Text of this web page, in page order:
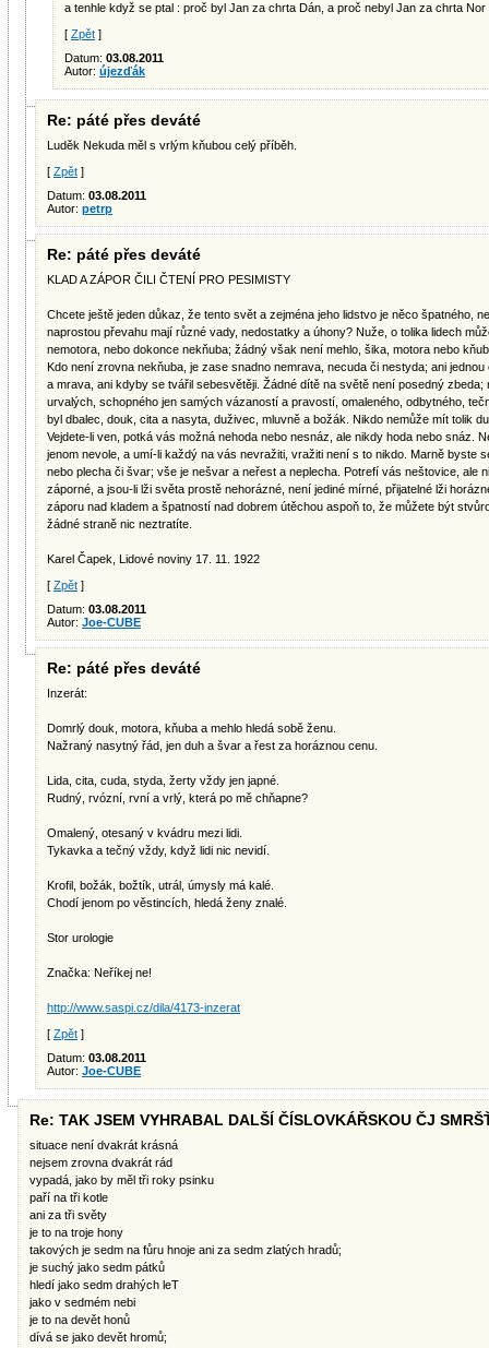
a tenhle když se ptal : proč byl Jan za chrta Dán, a proč nebyl Jan za chrta Nor
[ Zpět ]
Datum: 03.08.2011
Autor: újezďák
Re: páté přes deváté
Luděk Nekuda měl s vrlým kňubou celý příběh.
[ Zpět ]
Datum: 03.08.2011
Autor: petrp
Re: páté přes deváté
KLAD A ZÁPOR ČILI ČTENÍ PRO PESIMISTY
Chcete ještě jeden důkaz, že tento svět a zejména jeho lidstvo je něco špatného,
naprostou převahu mají různé vady, nedostatky a úhony? Nuže, o tolika lidech
nemotora, nebo dokonce nekňuba; žádný však není mehlo, šika, motora nebo
Kdo není zrovna nekňuba, je zase snadno nemrava, necuda či nestyda; ani
a mrava, ani kdyby se tvářil sebesvětěji. Žádné dítě na světě není posedný zbeda;
urvalých, schopného jen samých vázaností a pravostí, omaleného, odbytného,
byl dbalec, douk, cita a nasyta, duživec, mluvně a božák. Nikdo nemůže mít tolik
Vejdete-li ven, potká vás možná nehoda nebo nesnáz, ale nikdy hoda nebo snáz.
jenom nevole, a umí-li každý na vás nevražiti, vražiti není s to nikdo. Marně byste
nebo plecha či švar; vše je nešvar a neřest a neplecha. Potrefí vás neštovice, ale
záporné, a jsou-li lži světa prostě nehorázné, není jediné mírné, přijatelné lži
záporu nad kladem a špatností nad dobrem útěchou aspoň to, že můžete být
žádné straně nic neztratíte.
Karel Čapek, Lidové noviny 17. 11. 1922
[ Zpět ]
Datum: 03.08.2011
Autor: Joe-CUBE
Re: páté přes deváté
Inzerát:
Domrlý douk, motora, kňuba a mehlo hledá sobě ženu.
Nažraný nasytný řád, jen duh a švar a řest za horáznou cenu.
Lida, cita, cuda, styda, žerty vždy jen japné.
Rudný, rvózní, rvní a vrlý, která po mě chňapne?
Omalený, otesaný v kvádru mezi lidi.
Tykavka a tečný vždy, když lidi nic nevidí.
Krofil, božák, božtík, utrál, úmysly má kalé.
Chodí jenom po věstincích, hledá ženy znalé.
Stor urologie
Značka: Neříkej ne!
http://www.saspi.cz/dila/4173-inzerat
[ Zpět ]
Datum: 03.08.2011
Autor: Joe-CUBE
Re: TAK JSEM VYHRABAL DALŠÍ ČÍSLOVKÁŘSKOU ČJ
situace není dvakrát krásná
nejsem zrovna dvakrát rád
vypadá, jako by měl tři roky psinku
paří na tři kotle
ani za tři světy
je to na troje hony
takových je sedm na fůru hnoje ani za sedm zlatých hradů;
je suchý jako sedm pátků
hledí jako sedm drahých leT
jako v sedmém nebi
je to na devět honů
dívá se jako devět hromů;